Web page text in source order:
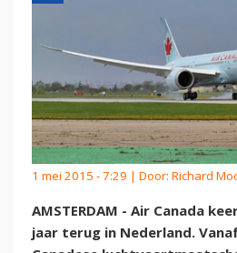
1 mei 2015 - 7:29 | Door: Richard
AMSTERDAM - Air Canada
jaar terug in Nederland.